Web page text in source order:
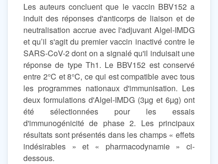
Les auteurs concluent que le vaccin BBV152 a
induit des réponses d'anticorps de liaison et de
neutralisation accrue avec l'adjuvant Algel-IMDG
et qu’il s'agit du premier vaccin inactivé contre le
SARS-CoV-2 dont on a signalé qu'il induisait une
réponse de type Th1. Le BBV152 est conservé
entre 2°C et 8°C, ce qui est compatible avec tous
les programmes nationaux d'immunisation. Les
deux formulations d'Algel-IMDG (3µg et 6µg) ont
été sélectionnées pour les essais
d'immunogénicité de phase 2. Les principaux
résultats sont présentés dans les champs « effets
indésirables » et « pharmacodynamie » ci-
dessous.